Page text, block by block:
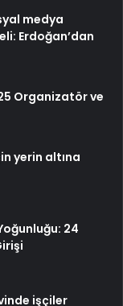
medya
Erdoğan’dan
Organizatör ve
yerin altına
24
işçiler